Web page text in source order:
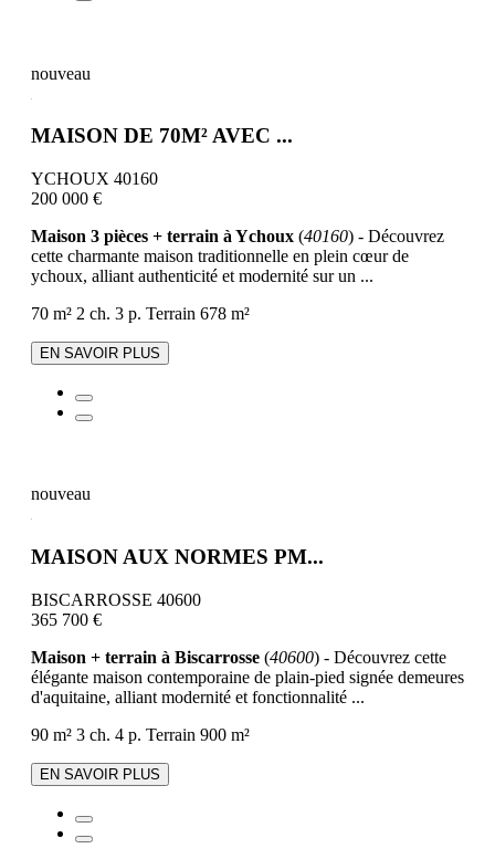
nouveau
MAISON DE 70M² AVEC ...
YCHOUX 40160
200 000 €
Maison 3 pièces + terrain à Ychoux (40160) - Découvrez
cette charmante maison traditionnelle en plein cœur de
ychoux, alliant authenticité et modernité sur un ...
70 m² 2 ch. 3 p. Terrain 678 m²
EN SAVOIR PLUS
nouveau
MAISON AUX NORMES PM...
BISCARROSSE 40600
365 700 €
Maison + terrain à Biscarrosse (40600) - Découvrez cette
élégante maison contemporaine de plain-pied signée demeures
d'aquitaine, alliant modernité et fonctionnalité ...
90 m² 3 ch. 4 p. Terrain 900 m²
EN SAVOIR PLUS